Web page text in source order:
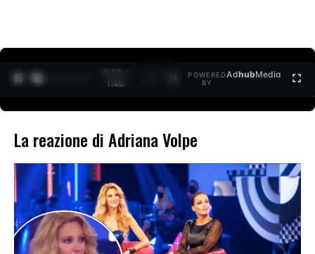
0:12 /
1:40
POWERED
BY
AdhubMedia
La reazione di Adriana Volpe